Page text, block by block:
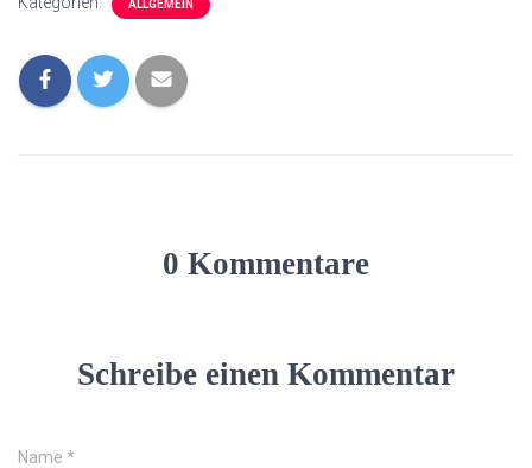
ALLGEMEIN
0 Kommentare
Schreibe einen Kommentar
Name *